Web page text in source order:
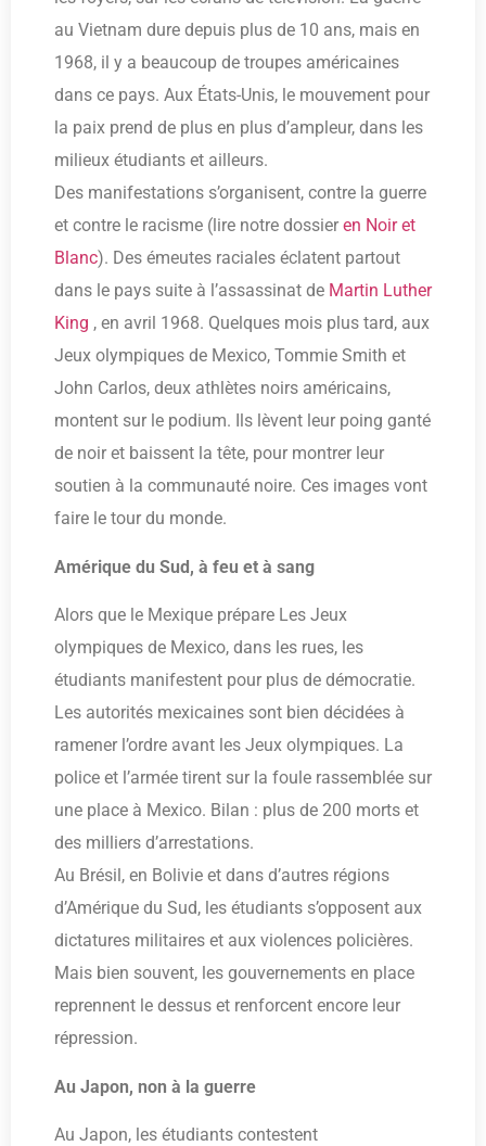
au Vietnam dure depuis plus de 10 ans, mais en
1968, il y a beaucoup de troupes américaines
dans ce pays. Aux États-Unis, le mouvement pour
la paix prend de plus en plus d’ampleur, dans les
milieux étudiants et ailleurs.
Des manifestations s’organisent, contre la guerre
et contre le racisme (lire notre dossier en Noir et
Blanc). Des émeutes raciales éclatent partout
dans le pays suite à l’assassinat de Martin Luther
King , en avril 1968. Quelques mois plus tard, aux
Jeux olympiques de Mexico, Tommie Smith et
John Carlos, deux athlètes noirs américains,
montent sur le podium. Ils lèvent leur poing ganté
de noir et baissent la tête, pour montrer leur
soutien à la communauté noire. Ces images vont
faire le tour du monde.
Amérique du Sud, à feu et à sang
Alors que le Mexique prépare Les Jeux
olympiques de Mexico, dans les rues, les
étudiants manifestent pour plus de démocratie.
Les autorités mexicaines sont bien décidées à
ramener l’ordre avant les Jeux olympiques. La
police et l’armée tirent sur la foule rassemblée sur
une place à Mexico. Bilan : plus de 200 morts et
des milliers d’arrestations.
Au Brésil, en Bolivie et dans d’autres régions
d’Amérique du Sud, les étudiants s’opposent aux
dictatures militaires et aux violences policières.
Mais bien souvent, les gouvernements en place
reprennent le dessus et renforcent encore leur
répression.
Au Japon, non à la guerre
Au Japon, les étudiants contestent